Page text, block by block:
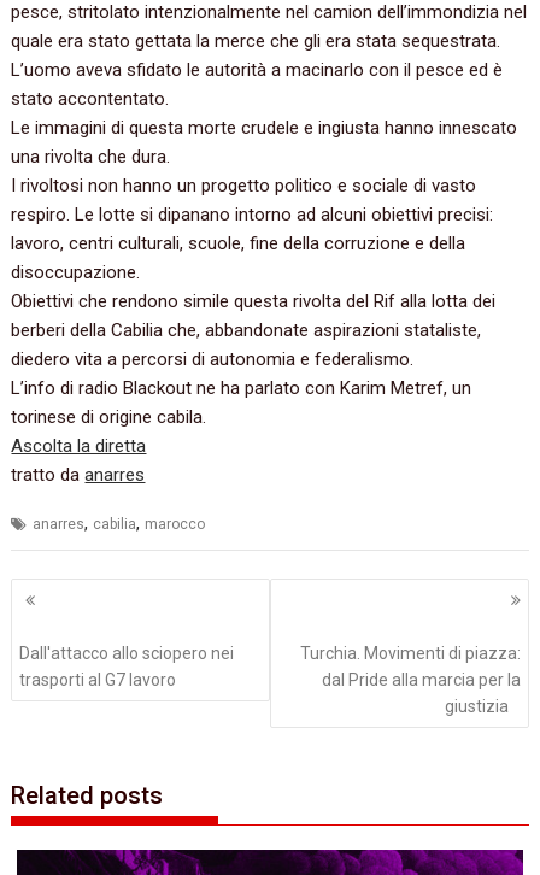
pesce, stritolato intenzionalmente nel camion dell’immondizia nel
quale era stato gettata la merce che gli era stata sequestrata.
L’uomo aveva sfidato le autorità a macinarlo con il pesce ed è
stato accontentato.
Le immagini di questa morte crudele e ingiusta hanno innescato
una rivolta che dura.
I rivoltosi non hanno un progetto politico e sociale di vasto
respiro. Le lotte si dipanano intorno ad alcuni obiettivi precisi:
lavoro, centri culturali, scuole, fine della corruzione e della
disoccupazione.
Obiettivi che rendono simile questa rivolta del Rif alla lotta dei
berberi della Cabilia che, abbandonate aspirazioni stataliste,
diedero vita a percorsi di autonomia e federalismo.
L’info di radio Blackout ne ha parlato con Karim Metref, un
torinese di origine cabila.
Ascolta la diretta
tratto daanarres
anarres, cabilia, marocco
Navigazione
Dall'attacco allo sciopero nei
trasporti al G7 lavoro
Turchia. Movimenti di piazza:
dal Pride alla marcia per la
giustizia
Related posts